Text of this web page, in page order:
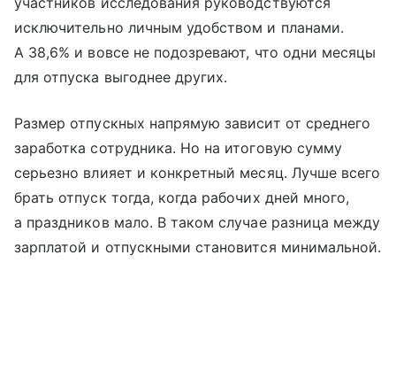
исключительно личным удобством и планами.
А 38,6% и вовсе не подозревают, что одни месяцы
для отпуска выгоднее других.
Размер отпускных напрямую зависит от среднего
заработка сотрудника. Но на итоговую сумму
серьезно влияет и конкретный месяц. Лучше всего
брать отпуск тогда, когда рабочих дней много,
а праздников мало. В таком случае разница между
зарплатой и отпускными становится минимальной.